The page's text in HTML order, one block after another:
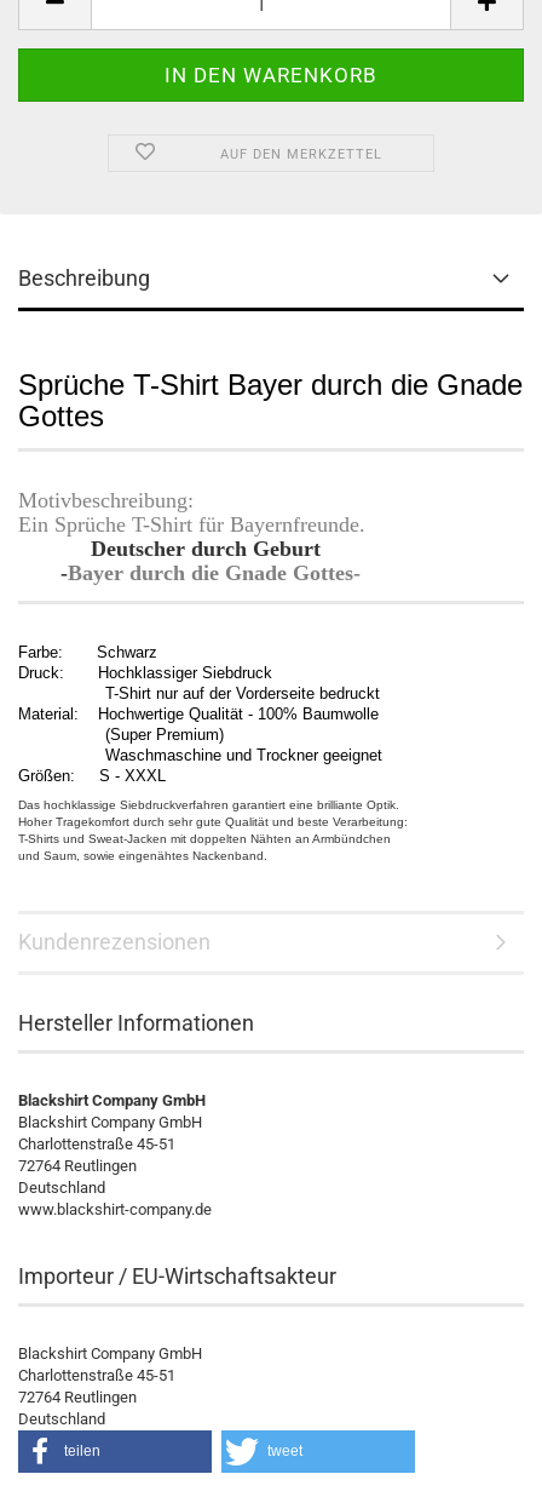
AUF DEN MERKZETTEL
Beschreibung
Sprüche T-Shirt Bayer durch die Gnade
Gottes
Motivbeschreibung:
Ein Sprüche T-Shirt für Bayernfreunde.
Deutscher durch Geburt
-Bayer durch die Gnade Gottes-
Farbe: Schwarz
Druck: Hochklassiger Siebdruck
T-Shirt nur auf der Vorderseite bedruckt
Material: Hochwertige Qualität - 100% Baumwolle
(Super Premium)
Waschmaschine und Trockner geeignet
Größen: S - XXXL
Das hochklassige Siebdruckverfahren garantiert eine brilliante Optik.
Hoher Tragekomfort durch sehr gute Qualität und beste Verarbeitung:
T-Shirts und Sweat-Jacken mit doppelten Nähten an Armbündchen
und Saum, sowie eingenähtes Nackenband.
Kundenrezensionen
Hersteller Informationen
Blackshirt Company GmbH
Blackshirt Company GmbH
Charlottenstraße 45-51
72764 Reutlingen
Deutschland
www.blackshirt-company.de
Importeur / EU-Wirtschaftsakteur
Blackshirt Company GmbH
Charlottenstraße 45-51
72764 Reutlingen
Deutschland
teilen tweet